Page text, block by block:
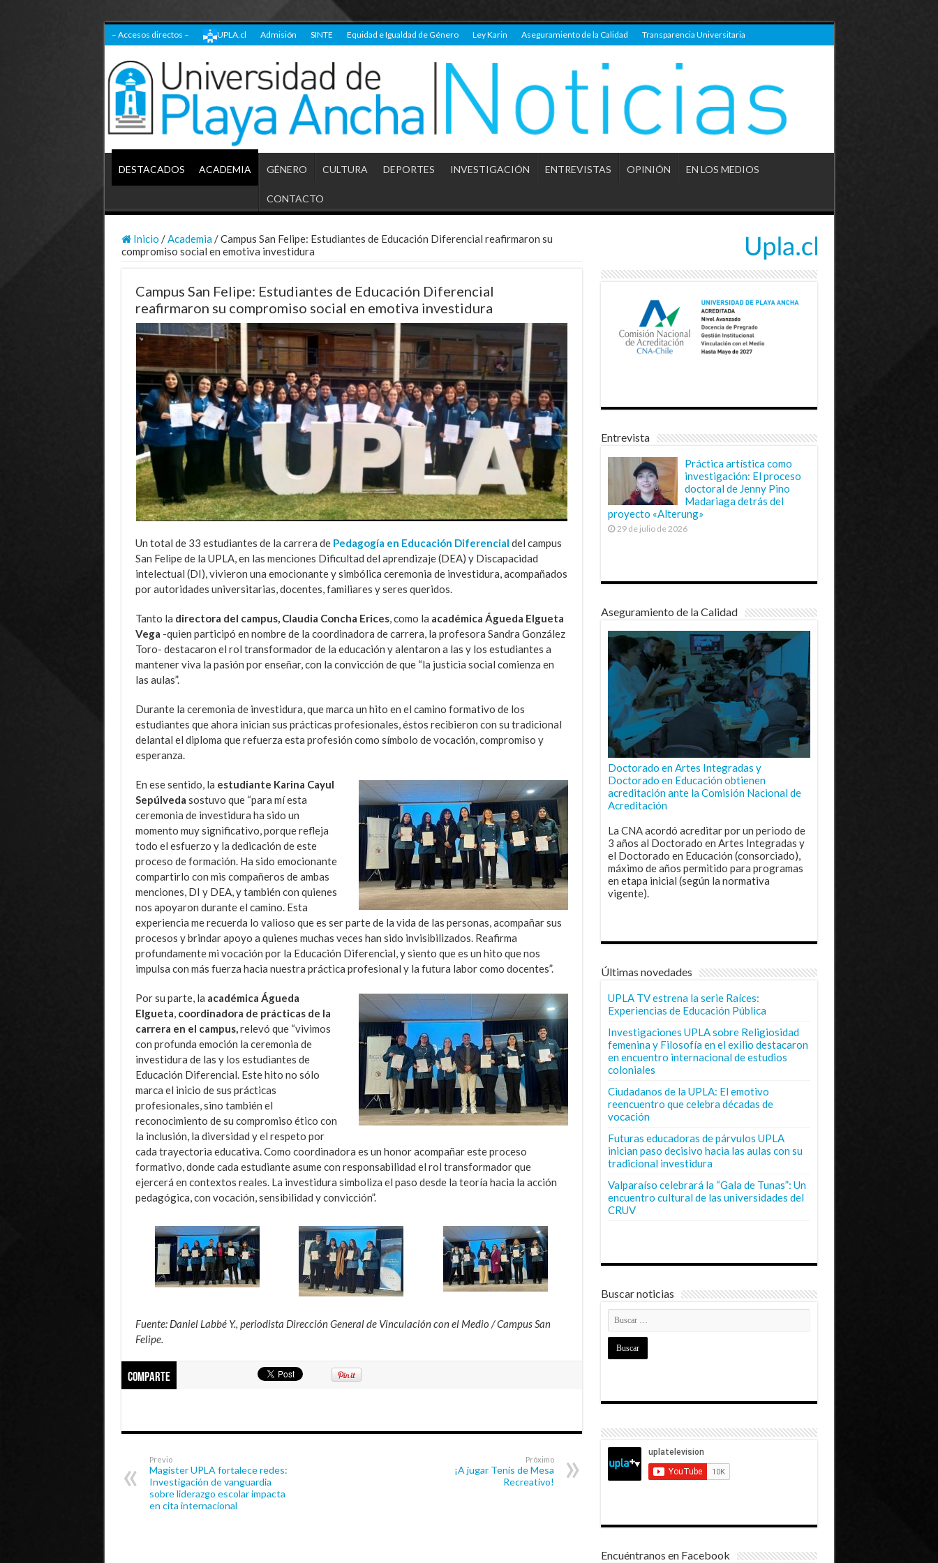
– Accesos directos – UPLA.cl Admisión SINTE Equidad e Igualdad de Género Ley Karin Aseguramiento de la Calidad Transparencia Universitaria
DESTACADOS ACADEMIA GÉNERO CULTURA DEPORTES INVESTIGACIÓN ENTREVISTAS OPINIÓN EN LOS MEDIOS
CONTACTO
Inicio / Academia /Campus San Felipe: Estudiantes de Educación Diferencial reafirmaron su
compromiso social en emotiva investidura
Campus San Felipe: Estudiantes de Educación Diferencial
reafirmaron su compromiso social en emotiva investidura
Un total de 33 estudiantes de la carrera de Pedagogía en Educación Diferencial del campus
San Felipe de la UPLA, en las menciones Dificultad del aprendizaje (DEA) y Discapacidad
intelectual (DI), vivieron una emocionante y simbólica ceremonia de investidura, acompañados
por autoridades universitarias, docentes, familiares y seres queridos.
Tanto la directora del campus, Claudia Concha Erices, como la académica Águeda Elgueta
Vega -quien participó en nombre de la coordinadora de carrera, la profesora Sandra González
Toro- destacaron el rol transformador de la educación y alentaron a las y los estudiantes a
mantener viva la pasión por enseñar, con la convicción de que “la justicia social comienza en
las aulas”.
Durante la ceremonia de investidura, que marca un hito en el camino formativo de los
estudiantes que ahora inician sus prácticas profesionales, éstos recibieron con su tradicional
delantal el diploma que refuerza esta profesión como símbolo de vocación, compromiso y
esperanza.
En ese sentido, la estudiante Karina Cayul
Sepúlveda sostuvo que “para mí esta
ceremonia de investidura ha sido un
momento muy significativo, porque refleja
todo el esfuerzo y la dedicación de este
proceso de formación. Ha sido emocionante
compartirlo con mis compañeros de ambas
menciones, DI y DEA, y también con quienes
nos apoyaron durante el camino. Esta
experiencia me recuerda lo valioso que es ser parte de la vida de las personas, acompañar sus
procesos y brindar apoyo a quienes muchas veces han sido invisibilizados. Reafirma
profundamente mi vocación por la Educación Diferencial, y siento que es un hito que nos
impulsa con más fuerza hacia nuestra práctica profesional y la futura labor como docentes”.
Por su parte, la académica Águeda
Elgueta, coordinadora de prácticas de la
carrera en el campus,relevó que “vivimos
con profunda emoción la ceremonia de
investidura de las y los estudiantes de
Educación Diferencial. Este hito no sólo
marca el inicio de sus prácticas
profesionales, sino también el
reconocimiento de su compromiso ético con
la inclusión, la diversidad y el respeto por
cada trayectoria educativa. Como coordinadora es un honor acompañar este proceso
formativo, donde cada estudiante asume con responsabilidad el rol transformador que
ejercerá en contextos reales. La investidura simboliza el paso desde la teoría hacia la acción
pedagógica, con vocación, sensibilidad y convicción”.
Fuente: Daniel Labbé Y., periodista Dirección General de Vinculación con el Medio / Campus San
Felipe.
Comparte
Previo
Magíster UPLA fortalece redes:
Investigación de vanguardia
sobre liderazgo escolar impacta
en cita internacional
Próximo
¡A jugar Tenis de Mesa
Recreativo!
Entrevista
Práctica artística como
investigación: El proceso
doctoral de Jenny Pino
Madariaga detrás del
proyecto «Alterung»
29 de julio de 2026
Aseguramiento de la Calidad
Doctorado en Artes Integradas y
Doctorado en Educación obtienen
acreditación ante la Comisión Nacional de
Acreditación
La CNA acordó acreditar por un periodo de
3 años al Doctorado en Artes Integradas y
el Doctorado en Educación (consorciado),
máximo de años permitido para programas
en etapa inicial (según la normativa
vigente).
Últimas novedades
UPLA TV estrena la serie Raíces:
Experiencias de Educación Pública
Investigaciones UPLA sobre Religiosidad
femenina y Filosofía en el exilio destacaron
en encuentro internacional de estudios
coloniales
Ciudadanos de la UPLA: El emotivo
reencuentro que celebra décadas de
vocación
Futuras educadoras de párvulos UPLA
inician paso decisivo hacia las aulas con su
tradicional investidura
Valparaíso celebrará la “Gala de Tunas”: Un
encuentro cultural de las universidades del
CRUV
Buscar noticias
Encuéntranos en Facebook